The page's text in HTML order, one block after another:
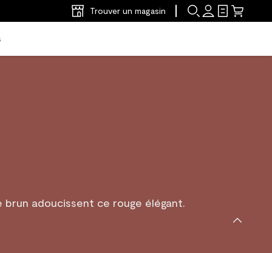
Trouver un magasin
adoucissent ce rouge élégant.